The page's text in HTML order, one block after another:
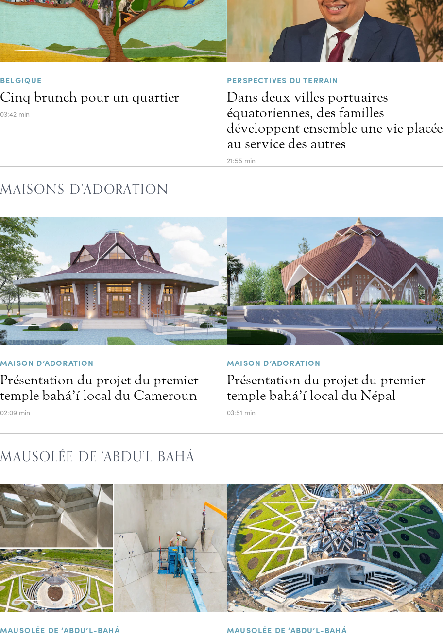
BELGIQUE
Cinq brunch pour un quartier
03:42 min
PERSPECTIVES DU TERRAIN
Dans deux villes portuaires
équatoriennes, des familles
développent ensemble une vie placée
au service des autres
21:55 min
MAISONS D’ADORATION
MAISON D’ADORATION
Présentation du projet du premier
temple bahá’í local du Cameroun
02:09 min
MAISON D’ADORATION
Présentation du projet du premier
temple bahá’í local du Népal
03:51 min
MAUSOLÉE DE ‘ABDU’L-BAHÁ
MAUSOLÉE DE ‘ABDU’L-BAHÁ MAUSOLÉE DE ‘ABDU’L-BAHÁ